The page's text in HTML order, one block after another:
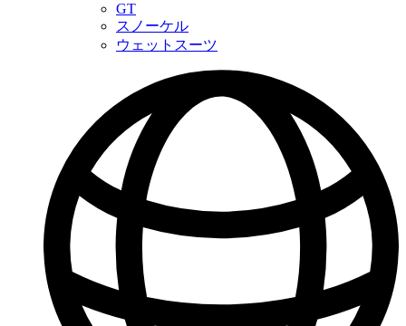
GT
スノーケル
ウェットスーツ